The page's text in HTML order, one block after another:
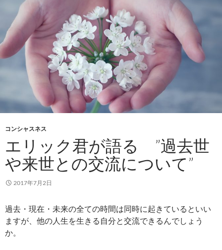
コンシャスネス
エリック君が語る ”過去世
や来世との交流について”
2017年7月2日
過去・現在・未来の全ての時間は同時に起きているといい
ますが、他の人生を生きる自分と交流できるんでしょう
か。